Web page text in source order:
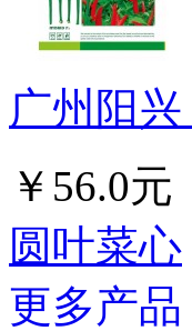
广州阳
￥56.0元
圆叶菜心
更多产品